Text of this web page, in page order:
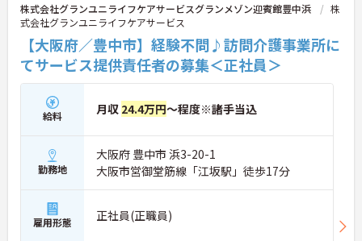
株式会社グランユニライフケアサービスグランメゾン迎賓館豊中浜
株
式会社グランユニライフケアサービス
【大阪府／豊中市】経験不問♪訪問介護事業所に
てサービス提供責任者の募集＜正社員＞
給料 月収 24.4万円～程度※諸手当込
勤務地
大阪府 豊中市 浜3-20-1
大阪市営御堂筋線「江坂駅」徒歩17分
雇用形態 正社員(正職員)